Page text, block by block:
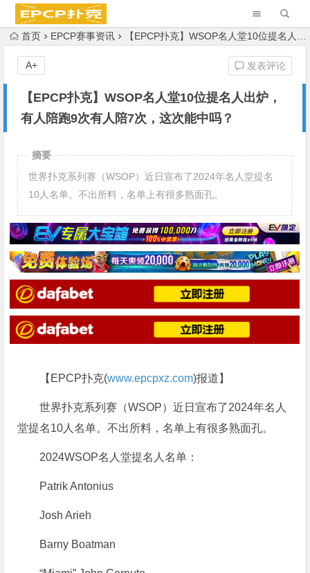
首页 EPCP赛事资讯 【EPCP扑克】WSOP名人堂10位提名人出炉，有人陪跑9次有人陪7次，这次能中吗？
【EPCP扑克】WSOP名人堂10位提名人出炉，
有人陪跑9次有人陪7次，这次能中吗？
发表评论
A+
摘要
世界扑克系列赛（WSOP）近日宣布了2024年名人堂提名
10人名单。不出所料，名单上有很多熟面孔。
【EPCP扑克(www.epcpxz.com)报道】
世界扑克系列赛（WSOP）近日宣布了2024年名人
堂提名10人名单。不出所料，名单上有很多熟面孔。
2024WSOP名人堂提名人名单：
Patrik Antonius
Josh Arieh
Barny Boatman